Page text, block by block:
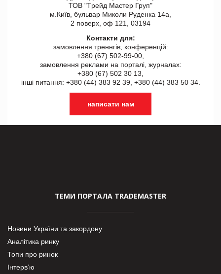
ТОВ "Tрейд Мастер Груп"
м.Київ, бульвар Миколи Руденка 14а,
2 поверх, оф 121, 03194
Контакти для:
замовлення треннгів, конференцій:
+380 (67) 502-99-00,
замовлення реклами на порталі, журналах:
+380 (67) 502 30 13,
інші питання: +380 (44) 383 92 39, +380 (44) 383 50 34.
написати нам
ТЕМИ ПОРТАЛА TRADEMASTER
Новини України та закордону
Аналітика ринку
Топи про ринок
Інтерв’ю